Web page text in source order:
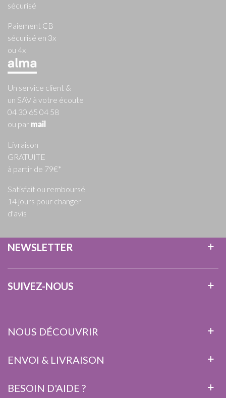
sécurisé
Paiement CB
sécurisé en 3x
ou 4x
Un service client &
un SAV à votre écoute
04 30 65 04 58
ou par mail
Livraison
GRATUITE
à partir de 79€*
Satisfait ou remboursé
14 jours pour changer
d'avis
NEWSLETTER
SUIVEZ-NOUS
NOUS DÉCOUVRIR
ENVOI & LIVRAISON
BESOIN D'AIDE ?